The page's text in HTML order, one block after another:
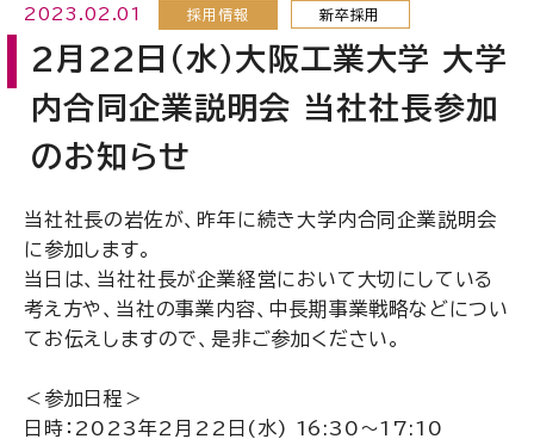
2023.02.01 採用情報 新卒採用
2月22日（水）大阪工業大学 大学
内合同企業説明会 当社社長参加
のお知らせ
当社社長の岩佐が、昨年に続き大学内合同企業説明会
に参加します。
当日は、当社社長が企業経営において大切にしている
考え方や、当社の事業内容、中長期事業戦略などについ
てお伝えしますので、是非ご参加ください。
＜参加日程＞
日時：2023年2月22日(水) 16:30～17:10